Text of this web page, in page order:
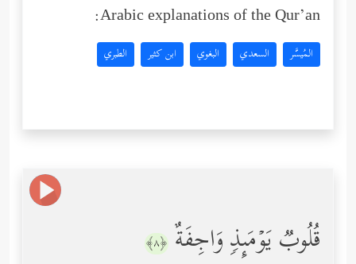
Arabic explanations of the Qur’an:
المُيسَّر السعدي البغوي ابن كثير الطبري
قُلُوبࣱ یَوۡمَىِٕذࣲ وَاجِفَةٌ ﴿٨﴾